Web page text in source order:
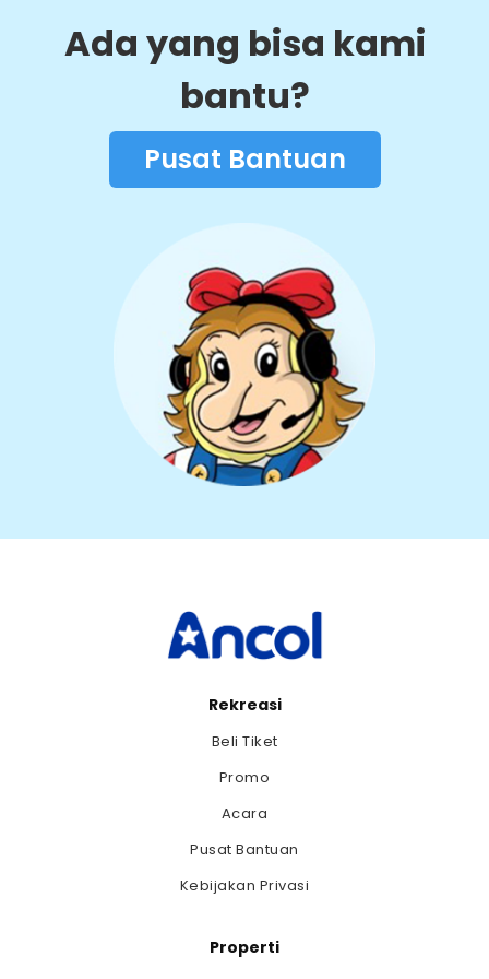
menampung hingga 1.000 orang, sangat cocok untuk
beragam acara spesial ataupun meeting area. Tidak perlu
Duyung Ancol resort merupakan sebuah jawaban terbaik
Ada yang bisa kami
bantu?
Pusat Bantuan
Rekreasi
Beli Tiket
Promo
Acara
Pusat Bantuan
Kebijakan Privasi
Properti